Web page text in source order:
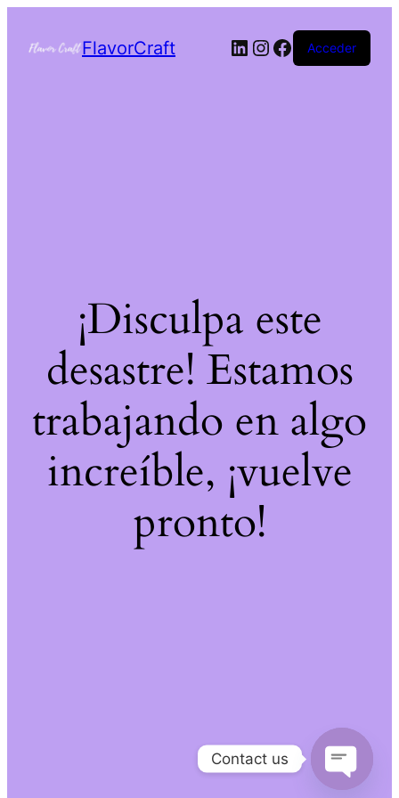
FlavorCraft Acceder
¡Disculpa este
desastre! Estamos
trabajando en algo
increíble, ¡vuelve
pronto!
Contact us